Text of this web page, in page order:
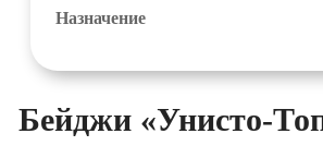
Назначение
Бейджи «Унисто-